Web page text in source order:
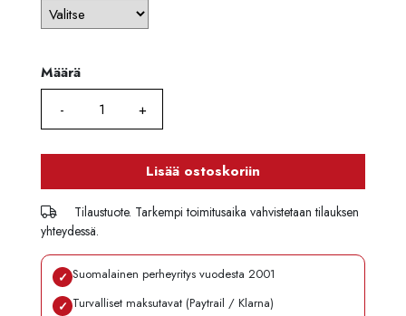
Määrä
Määrä
Lisää ostoskoriin
Tilaustuote. Tarkempi toimitusaika vahvistetaan tilauksen
yhteydessä.
✓ Suomalainen perheyritys vuodesta 2001
✓ Turvalliset maksutavat (Paytrail / Klarna)